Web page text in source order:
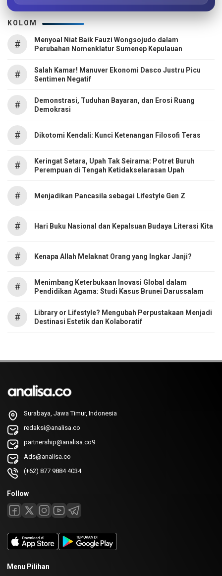
KOLOM
#
Menyoal Niat Baik Fauzi Wongsojudo dalam
Perubahan Nomenklatur Sumenep Kepulauan
#
Salah Kamar! Manuver Ekonomi Dasco Justru Picu
Sentimen Negatif
#
Demonstrasi, Tuduhan Bayaran, dan Erosi Ruang
Demokrasi
# Dikotomi Kendali: Kunci Ketenangan Filosofi Teras
#
Keringat Setara, Upah Tak Seirama: Potret Buruh
Perempuan di Tengah Ketidakselarasan Upah
# Menjadikan Pancasila sebagai Lifestyle Gen Z
# Hari Buku Nasional dan Kepalsuan Budaya Literasi Kita
# Kenapa Allah Melaknat Orang yang Ingkar Janji?
#
Menimbang Keterbukaan Inovasi Global dalam
Pendidikan Agama: Studi Kasus Brunei Darussalam
#
Library or Lifestyle? Mengubah Perpustakaan Menjadi
Destinasi Estetik dan Kolaboratif
Surabaya, Jawa Timur, Indonesia
redaksi@analisa.co
partnership@analisa.co9
Ads@analisa.co
(+62) 877 9884 4034
Follow
Menu Pilihan